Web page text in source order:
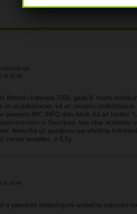
at 15:40
Ministru kabineta 2005. gada 8. marta
un uzglabāšanas, kā arī recepšu
pieejami MIC INFO datu bāzē, kā arī lasāmi
Grozījumi, kas skar acitretīnu
Attiecībā uz jautājumu par efedrīna
vienas receptes, ir 0,5g.
at 18:44
ir paredzēti ierobežojumi acitretīnu saturošu